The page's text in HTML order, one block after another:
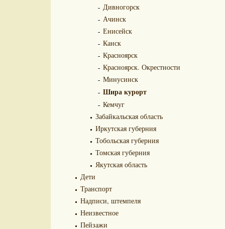
Дивногорск
Ачинск
Енисейск
Канск
Красноярск
Красноярск. Окрестности
Минусинск
Шира курорт
Кемчуг
Забайкальская область
Иркутская губерния
Тобольская губерния
Томская губерния
Якутская область
Дети
Транспорт
Надписи, штемпеля
Неизвестное
Пейзажи